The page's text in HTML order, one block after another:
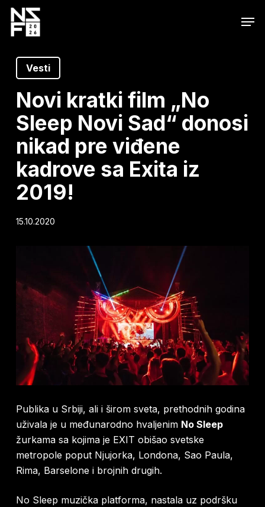
Skip
content
Vesti
Novi kratki film „No
Sleep Novi Sad“ donosi
nikad pre viđene
kadrove sa Exita iz
2019!
15.10.2020
Publika u Srbiji, ali i širom sveta, prethodnih godina
uživala je u međunarodno hvaljenim No Sleep
žurkama sa kojima je EXIT obišao svetske
metropole poput Njujorka, Londona, Sao Paula,
Rima, Barselone i brojnih drugih.
No Sleep muzička platforma, nastala uz podršku